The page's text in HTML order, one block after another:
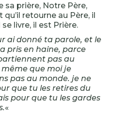
sa prière, Notre Père,
retourne au Père, il
se livre, il est Prière.
ai donné ta parole, et le
pris en haine, parce
pas au
que moi je
pas au monde. je ne
que tu les retires du
pour que tu les gardes
«